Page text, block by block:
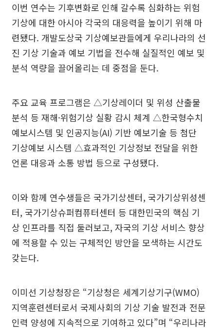
이번 연수는 기후변화로 인해 갈수록 심화하는 위험
기상에 대한 아시아 각국의 대응력을 높이기 위해 마
련됐다. 개발도상국 기상예보관들에게 우리나라의 선
진 기상 기술과 예보 기법을 전수해 실질적인 예보 및
분석 역량을 끌어올리는 데 중점을 둔다.
주요 교육 프로그램은 △기상레이더 및 위성 산출물
분석 등 재해·위험기상 실황 감시 체계 △한국형수치
예보시스템 및 인공지능(AI) 기반 예보기술 등 첨단
기상예보 시스템 △효과적인 기상정보 전달을 위한
언론 대응과 소통 방법 등으로 구성됐다.
이와 함께 연수생들은 국가기상센터, 국가기상위성센
터, 국가기상슈퍼컴퓨터센터 등 대한민국의 핵심 기
상 인프라를 직접 둘러보고, 자국의 기상 서비스 향상
에 적용할 수 있는 구체적인 방안을 모색하는 시간도
갖는다.
이미선 기상청장은 “기상청은 세계기상기구(WMO)
지역훈련센터로서 국제사회의 기상 기술 발전과 전문
인력 양성에 지속적으로 기여하고 있다”며 “우리나라